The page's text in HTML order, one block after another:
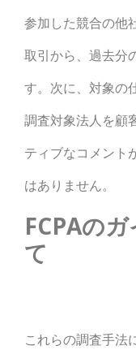
参加した競合の他
取引から、過去分
す。次に、対象の
調査対象法人を顧
ティブなコメント
はありません。
FCPAの
て
これらの調査手法